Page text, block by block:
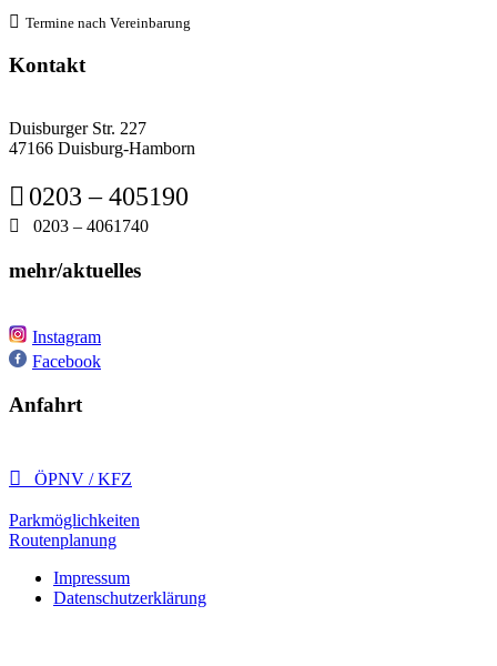
 Termine nach Vereinbarung
Kontakt
Duisburger Str. 227
47166 Duisburg-Hamborn
 0203 – 405190
 0203 – 4061740
mehr/aktuelles
Instagram
Facebook
Anfahrt
 ÖPNV / KFZ
Parkmöglichkeiten
Routenplanung
Impressum
Datenschutzerklärung